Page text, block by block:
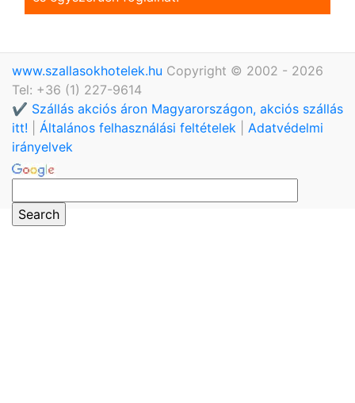
www.szallasokhotelek.hu Copyright © 2002 - 2026
Tel: +36 (1) 227-9614
✔️ Szállás akciós áron Magyarországon, akciós szállás
itt!
Általános felhasználási feltételek
Adatvédelmi
irányelvek